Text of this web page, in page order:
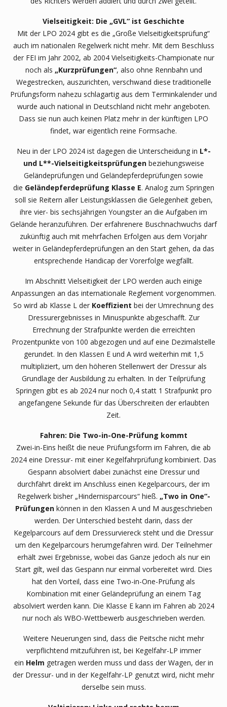
Vielseitigkeit: Die „GVL“ ist Geschichte
Mit der LPO 2024 gibt es die „Große Vielseitigkeitsprüfung“
auch im nationalen Regelwerk nicht mehr. Mit dem Beschluss
der FEI im Jahr 2002, ab 2004 Vielseitigkeits-Championate nur
noch als „Kurzprüfungen“, also ohne Rennbahn und
Wegestrecken, auszurichten, verschwand diese traditionelle
Prüfungsform nahezu schlagartig aus dem Terminkalender und
wurde auch national in Deutschland nicht mehr angeboten.
Dass sie nun auch keinen Platz mehr in der künftigen LPO
findet, war eigentlich reine Formsache.
Neu in der LPO 2024 ist dagegen die Unterscheidung in L*-
und L**-Vielseitigkeitsprüfungenbeziehungsweise
Geländeprüfungen und Geländepferdeprüfungen sowie
die Geländepferdeprüfung Klasse E. Analog zum Springen
soll sie Reitern aller Leistungsklassen die Gelegenheit geben,
ihre vier- bis sechsjährigen Youngster an die Aufgaben im
Gelände heranzuführen. Der erfahrenere Buschnachwuchs darf
zukünftig auch mit mehrfachen Erfolgen aus dem Vorjahr
weiter in Geländepferdeprüfungen an den Start gehen, da das
entsprechende Handicap der Vorerfolge wegfällt.
Im Abschnitt Vielseitigkeit der LPO werden auch einige
Anpassungen an das internationale Reglement vorgenommen.
So wird ab Klasse L der Koeffizient bei der Umrechnung des
Dressurergebnisses in Minuspunkte abgeschafft. Zur
Errechnung der Strafpunkte werden die erreichten
Prozentpunkte von 100 abgezogen und auf eine Dezimalstelle
gerundet. In den Klassen E und A wird weiterhin mit 1,5
multipliziert, um den höheren Stellenwert der Dressur als
Grundlage der Ausbildung zu erhalten. In der Teilprüfung
Springen gibt es ab 2024 nur noch 0,4 statt 1 Strafpunkt pro
angefangene Sekunde für das Überschreiten der erlaubten
Zeit.
Fahren: Die Two-in-One-Prüfung kommt
Zwei-in-Eins heißt die neue Prüfungsform im Fahren, die ab
2024 eine Dressur- mit einer Kegelfahrprüfung kombiniert. Das
Gespann absolviert dabei zunächst eine Dressur und
durchfährt direkt im Anschluss einen Kegelparcours, der im
Regelwerk bisher „Hindernisparcours“ hieß. „Two in One“-
Prüfungen können in den Klassen A und M ausgeschrieben
werden. Der Unterschied besteht darin, dass der
Kegelparcours auf dem Dressurviereck steht und die Dressur
um den Kegelparcours herumgefahren wird. Der Teilnehmer
erhält zwei Ergebnisse, wobei das Ganze jedoch als nur ein
Start gilt, weil das Gespann nur einmal vorbereitet wird. Dies
hat den Vorteil, dass eine Two-in-One-Prüfung als
Kombination mit einer Geländeprüfung an einem Tag
absolviert werden kann. Die Klasse E kann im Fahren ab 2024
nur noch als WBO-Wettbewerb ausgeschrieben werden.
Weitere Neuerungen sind, dass die Peitsche nicht mehr
verpflichtend mitzuführen ist, bei Kegelfahr-LP immer
ein Helm getragen werden muss und dass der Wagen, der in
der Dressur- und in der Kegelfahr-LP genutzt wird, nicht mehr
derselbe sein muss.